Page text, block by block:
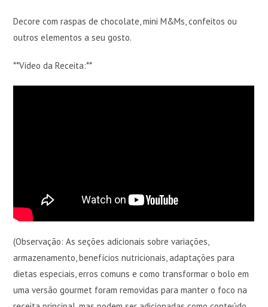
Decore com raspas de chocolate, mini M&Ms, confeitos ou
outros elementos a seu gosto.
**Vídeo da Receita:**
(Observação: As seções adicionais sobre variações,
armazenamento, benefícios nutricionais, adaptações para
dietas especiais, erros comuns e como transformar o bolo em
uma versão gourmet foram removidas para manter o foco na